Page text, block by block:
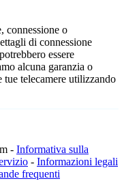
connessione o
di connessione
essere
alcuna garanzia o
tue telecamere utilizzando
- Informativa sulla
- Informazioni legali
frequenti